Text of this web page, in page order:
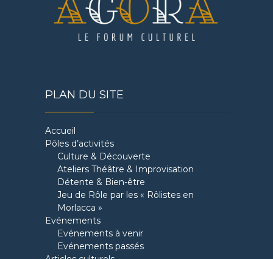
PLAN DU SITE
Accueil
Pôles d’activités
Culture & Découverte
Ateliers Théâtre & Improvisation
Détente & Bien-être
Jeu de Rôle par les « Rôlistes en
Morlacca »
Evénements
Evénements à venir
Evénements passés